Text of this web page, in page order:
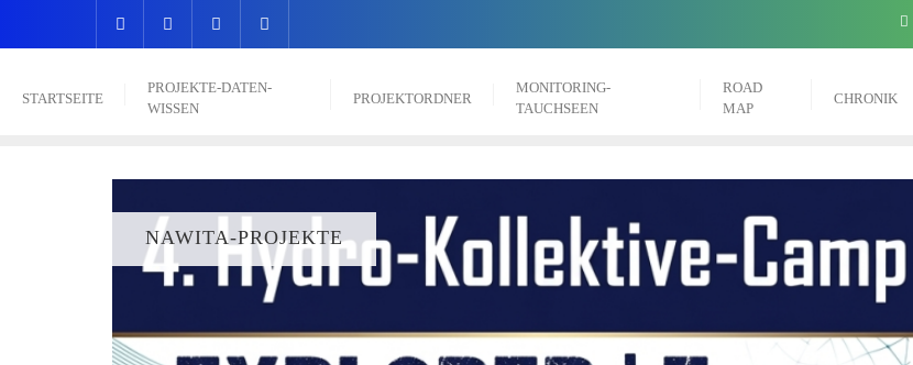
STARTSEITE
PROJEKTE-DATEN-
WISSEN
PROJEKTORDNER
MONITORING-
TAUCHSEEN
ROAD
MAP
CHRONIK
NAWITA-PROJEKTE